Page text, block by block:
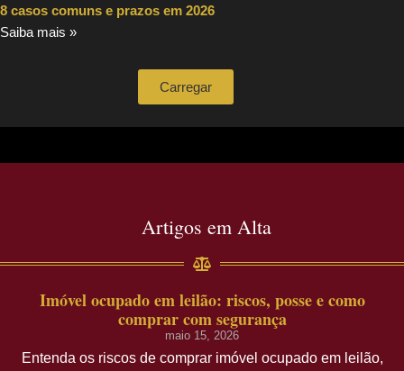
8 casos comuns e prazos em 2026
Saiba mais »
Carregar
Artigos em Alta
Imóvel ocupado em leilão: riscos, posse e como
comprar com segurança
maio 15, 2026
Entenda os riscos de comprar imóvel ocupado em leilão,